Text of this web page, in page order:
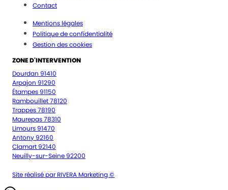
Contact
Mentions légales
Politique de confidentialité
Gestion des cookies
ZONE D'INTERVENTION
Dourdan 91410
Arpajon 91290
Étampes 91150
Rambouillet 78120
Trappes 78190
Maurepas 78310
Limours 91470
Antony 92160
Clamart 92140
Neuilly-sur-Seine 92200
Site réalisé par RIVERA Marketing ©